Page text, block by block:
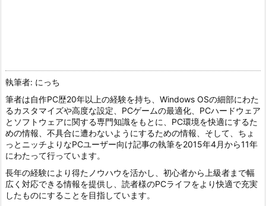
執筆者: にっち
筆者は自作PC歴20年以上の経験を持ち、Windows OSの細部にわた
るカスタマイズや高度な設定、PCゲームの最適化、PCハードウェア
とソフトウェアに関する専門知識をもとに、PC環境を快適にするた
めの情報、不具合に遭わないようにするための情報、そして、ちょ
っとニッチよりなPCユーザー向け記事の執筆を2015年4月から11年
にわたって行っています。
長年の経験により得たノウハウを活かし、初心者から上級者まで幅
広く対応できる情報を提供し、読者様のPCライフをより快適で充実
したものにすることを目指しています。